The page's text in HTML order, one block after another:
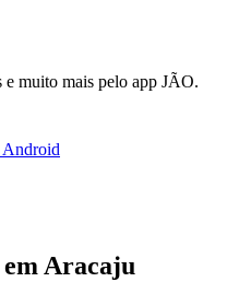
e muito mais pelo app JÃO.
Android
Aracaju